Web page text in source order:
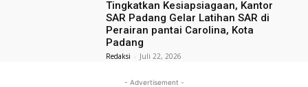
Tingkatkan Kesiapsiagaan, Kantor
SAR Padang Gelar Latihan SAR di
Perairan pantai Carolina, Kota
Padang
Redaksi - Juli 22, 2026
- Advertisement -